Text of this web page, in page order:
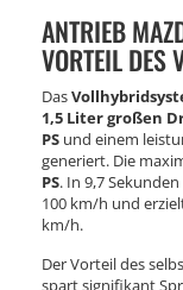
ANTRIEB
VORTEIL DES
Das
1,5 Liter großen
PS und einem
generiert. Die
PS. In 9,7
100 km/h und
km/h.
Der Vorteil des
spart signifikant